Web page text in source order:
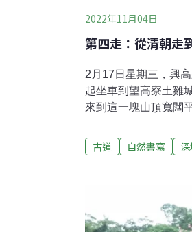
2022年11月04日
第四走：從清朝走
2月17日星期三，興
起坐車到望高寮土雞
來到這一塊山頂寬闊
座典型「火庫起」建
磚，非常典雅美觀。
叫做凹巢。​山豬淚湖
城的旁邊走過，進入
古道 自然書寫